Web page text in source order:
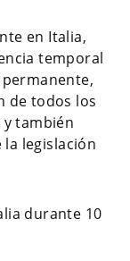
en Italia,
temporal
de todos los
también
legislación
durante 10